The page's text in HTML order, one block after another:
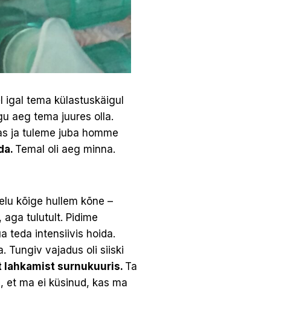
igal tema külastuskäigul
aeg tema juures olla.
ja tuleme juba homme
Temal oli aeg minna.
kõige hullem kõne –
aga tulutult. Pidime
teda intensiivis hoida.
Tungiv vajadus oli siiski
lahkamist surnukuuris. Ta
et ma ei küsinud, kas ma